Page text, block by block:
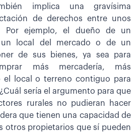
implica una gravísima
de derechos entre unos
Por ejemplo, el dueño de un
local del mercado o de un
de sus bienes, ya sea para
más mercadería, más
el local o terreno contiguo para
sería el argumento para que
rurales no pudieran hacer
que tienen una capacidad de
otros propietarios que sí pueden